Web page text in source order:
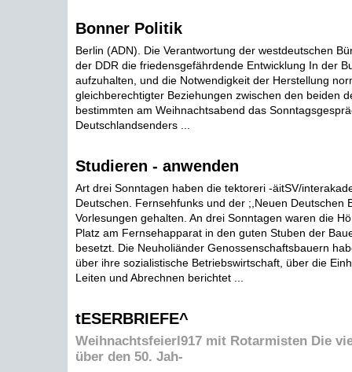
Bonner Politik
Berlin (ADN). Die Verantwortung der westdeutschen
der DDR die friedensgefährdende Entwicklung In der
aufzuhalten, und die Notwendigkeit der Herstellung
gleichberechtigter Beziehungen zwischen den beiden
bestimmten am Weihnachtsabend das
Deutschlandsenders ...
Studieren - anwenden
Art drei Sonntagen haben die tektoreri -äitSV/
Deutschen. Fernsehfunks und der ;,Neuen Deutschen
Vorlesungen gehalten. An drei Sonntagen waren die
Platz am Fernsehapparat in den guten Stuben der
besetzt. Die Neuholiänder Genossenschaftsbauern
über ihre sozialistische Betriebswirtschaft, über die
Leiten und Abrechnen berichtet ...
tESERBRIEFE^
Weihnachtsfeierl917 mit Rotarmisten Die
über den 50. Jah-